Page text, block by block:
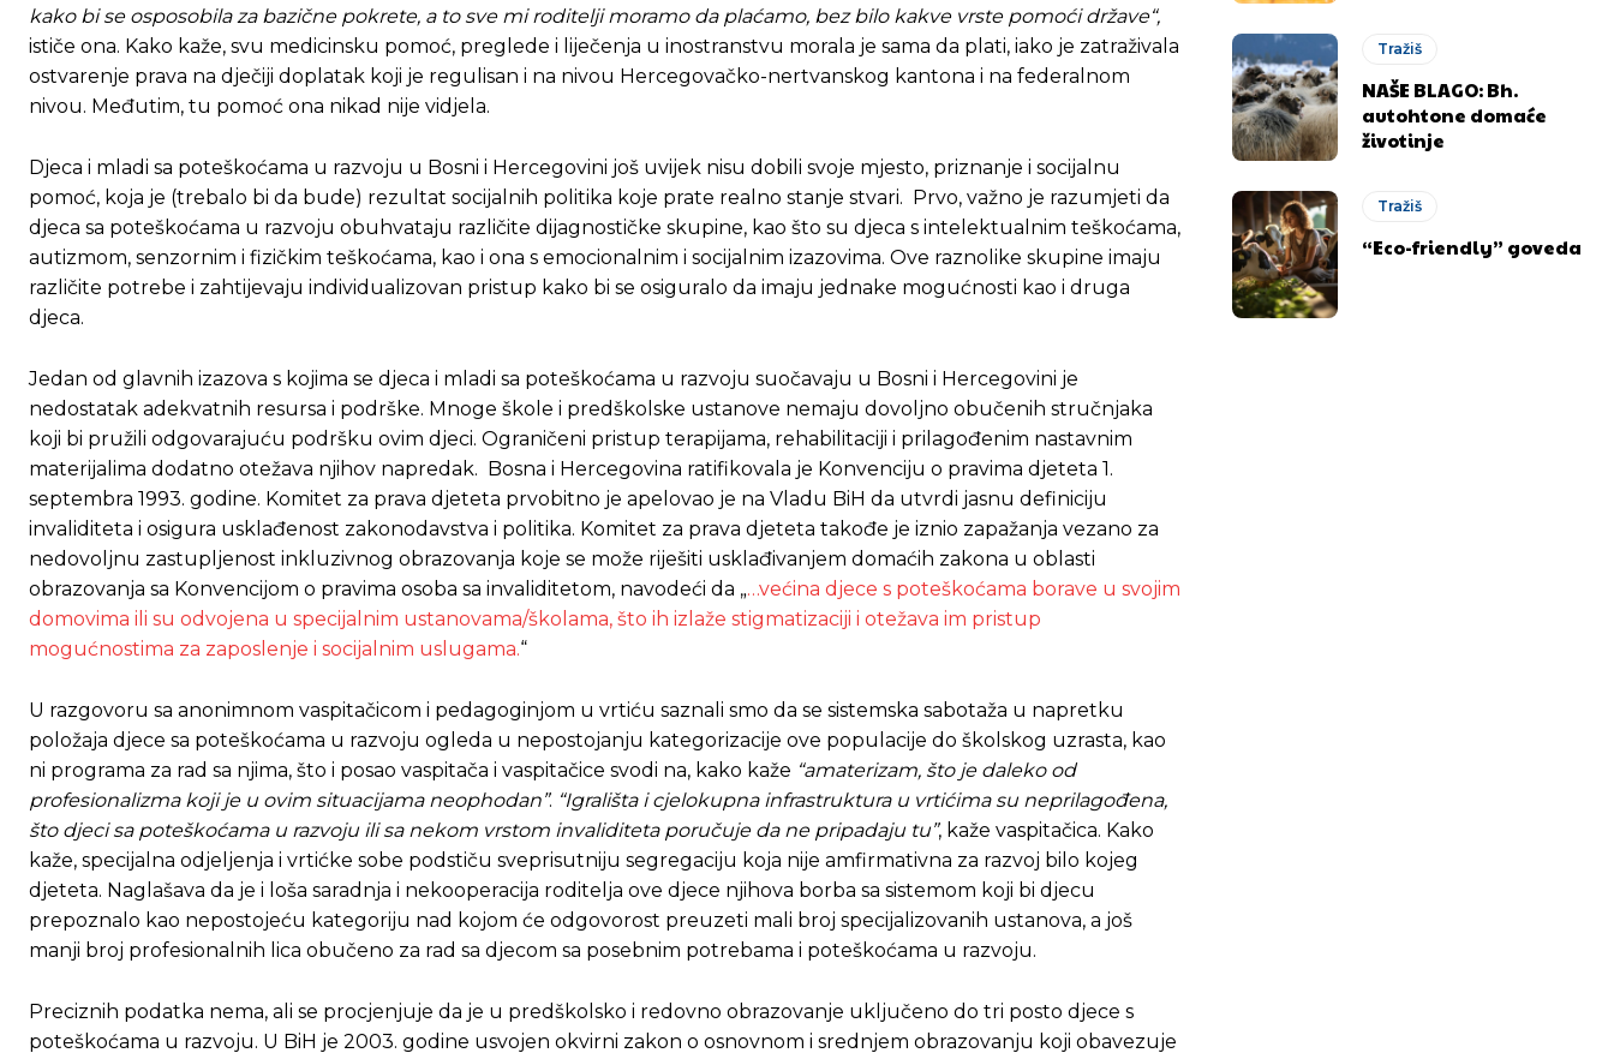
Pusti priču da živi!
Ovim putem želimo da vam se zahvalimo što ste odlučili da pustite Vašu priču da živi, Redakcija Objavi.ba
[wpuf_form id=”7463”]
Pusti priču da živi!
Ovim putem želimo da vam se zahvalimo što ste odlučili da pustite Vašu priču da živi, Redakcija Objavi.ba
[wpuf_form id=”7463”]
kako bi se osposobila za bazične pokrete, a to sve mi roditelji moramo da plaćamo, bez bilo kakve vrste pomoći države“,
ističe ona. Kako kaže, svu medicinsku pomoć, preglede i liječenja u inostranstvu morala je sama da plati, iako je zatraživala
ostvarenje prava na dječiji doplatak koji je regulisan i na nivou Hercegovačko-nertvanskog kantona i na federalnom
nivou. Međutim, tu pomoć ona nikad nije vidjela.
Djeca i mladi sa poteškoćama u razvoju u Bosni i Hercegovini još uvijek nisu dobili svoje mjesto, priznanje i socijalnu
pomoć, koja je (trebalo bi da bude) rezultat socijalnih politika koje prate realno stanje stvari. Prvo, važno je razumjeti da
djeca sa poteškoćama u razvoju obuhvataju različite dijagnostičke skupine, kao što su djeca s intelektualnim teškoćama,
autizmom, senzornim i fizičkim teškoćama, kao i ona s emocionalnim i socijalnim izazovima. Ove raznolike skupine imaju
različite potrebe i zahtijevaju individualizovan pristup kako bi se osiguralo da imaju jednake mogućnosti kao i druga
djeca.
Jedan od glavnih izazova s kojima se djeca i mladi sa poteškoćama u razvoju suočavaju u Bosni i Hercegovini je
nedostatak adekvatnih resursa i podrške. Mnoge škole i predškolske ustanove nemaju dovoljno obučenih stručnjaka
koji bi pružili odgovarajuću podršku ovim djeci. Ograničeni pristup terapijama, rehabilitaciji i prilagođenim nastavnim
materijalima dodatno otežava njihov napredak. Bosna i Hercegovina ratifikovala je Konvenciju o pravima djeteta 1.
septembra 1993. godine. Komitet za prava djeteta prvobitno je apelovao je na Vladu BiH da utvrdi jasnu definiciju
invaliditeta i osigura usklađenost zakonodavstva i politika. Komitet za prava djeteta takođe je iznio zapažanja vezano za
nedovoljnu zastupljenost inkluzivnog obrazovanja koje se može riješiti usklađivanjem domaćih zakona u oblasti
obrazovanja sa Konvencijom o pravima osoba sa invaliditetom, navodeći da „…većina djece s poteškoćama borave u svojim
domovima ili su odvojena u specijalnim ustanovama/školama, što ih izlaže stigmatizaciji i otežava im pristup
mogućnostima za zaposlenje i socijalnim uslugama.“
U razgovoru sa anonimnom vaspitačicom i pedagoginjom u vrtiću saznali smo da se sistemska sabotaža u napretku
položaja djece sa poteškoćama u razvoju ogleda u nepostojanju kategorizacije ove populacije do školskog uzrasta, kao
ni programa za rad sa njima, što i posao vaspitača i vaspitačice svodi na, kako kaže “amaterizam, što je daleko od
profesionalizma koji je u ovim situacijama neophodan”. “Igrališta i cjelokupna infrastruktura u vrtićima su neprilagođena,
što djeci sa poteškoćama u razvoju ili sa nekom vrstom invaliditeta poručuje da ne pripadaju tu”, kaže vaspitačica. Kako
kaže, specijalna odjeljenja i vrtićke sobe podstiču sveprisutniju segregaciju koja nije amfirmativna za razvoj bilo kojeg
djeteta. Naglašava da je i loša saradnja i nekooperacija roditelja ove djece njihova borba sa sistemom koji bi djecu
prepoznalo kao nepostojeću kategoriju nad kojom će odgovorost preuzeti mali broj specijalizovanih ustanova, a još
manji broj profesionalnih lica obučeno za rad sa djecom sa posebnim potrebama i poteškoćama u razvoju.
Preciznih podatka nema, ali se procjenjuje da je u predškolsko i redovno obrazovanje uključeno do tri posto djece s
poteškoćama u razvoju. U BiH je 2003. godine usvojen okvirni zakon o osnovnom i srednjem obrazovanju koji obavezuje
Tražiš
NAŠE BLAGO: Bh.
autohtone domaće
životinje
Tražiš
“Eco-friendly” goveda